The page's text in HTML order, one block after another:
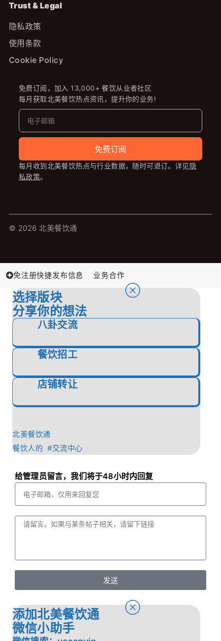
Trust & Legal
隐私政策
使用条款
Cookie Policy
免费订阅，加入 13,000+ 餐饮从业者社区
每月获取北美餐饮热点资讯，提升你的业务!
免费订阅
每月收到北美餐饮热点与行业数据，随时可退订。详见隐
私政策。
© 2026 北美餐饮通
免注册快捷发布信息 业务合作
选择版块
分享你的想法
八卦交流
餐饮招工
店铺转让
北美餐饮通
餐饮人的 #交流中心
给管理员留言，我们将于48小时内回复
发送
添加北美餐饮通
微信小助手